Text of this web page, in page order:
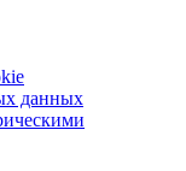
данных